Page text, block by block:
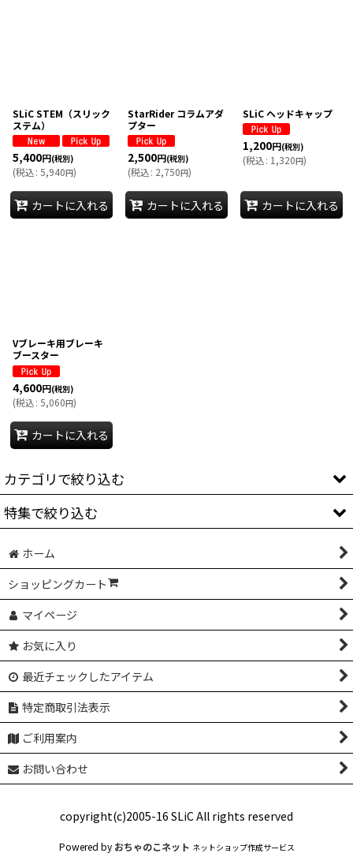
SLiC STEM（スリック
ステム）
5,400円(税別)
(税込: 5,940円)
カートに入れる
StarRider コラムアダ
プター
2,500円(税別)
(税込: 2,750円)
カートに入れる
SLiC ヘッドキャップ
1,200円(税別)
(税込: 1,320円)
カートに入れる
Vブレーキ用ブレーキ
ブースター
4,600円(税別)
(税込: 5,060円)
カートに入れる
カテゴリで絞り込む
RUN BIKE
BIKE POLO
SINGLE SPEED
BIKE TRIAL
OTHER
特集で絞り込む
フロントまわり
フレーム付属品
ホイール
駆動系
ブレーキまわり
アパレル，グッズ
ホーム
ショッピングカート
マイページ
お気に入り
最近チェックしたアイテム
特定商取引法表示
ご利用案内
お問い合わせ
copyright(c)2005-16 SLiC All rights reserved
Powered by おちゃのこネット ネットショップ作成サービス